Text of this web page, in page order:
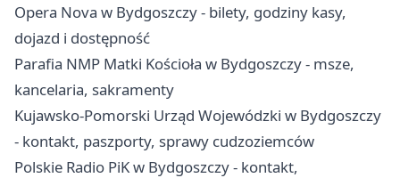
Opera Nova w Bydgoszczy - bilety, godziny kasy,
dojazd i dostępność
Parafia NMP Matki Kościoła w Bydgoszczy - msze,
kancelaria, sakramenty
Kujawsko-Pomorski Urząd Wojewódzki w Bydgoszczy
- kontakt, paszporty, sprawy cudzoziemców
Polskie Radio PiK w Bydgoszczy - kontakt,